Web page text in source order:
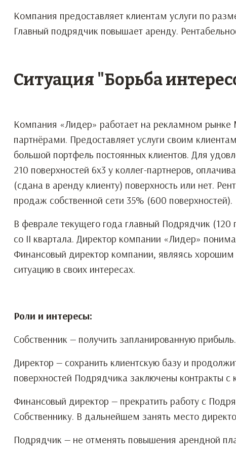
Компания предоставляет клиентам услуги по
Главный подрядчик повышает аренду.
Ситуация "Борьба
Компания «Лидер» работает на рекламном рынке
партнёрами. Предоставляет услуги своим
большой портфель постоянных клиентов. Для
210 поверхностей 6х3 у коллег-партнеров,
(сдана в аренду клиенту) поверхность или нет.
продаж собственной сети 35% (600 поверхностей).
В феврале текущего года главный Подрядчик
со II квартала. Директор компании «Лидер»
Финансовый директор компании, являясь
ситуацию в своих интересах.
Роли и интересы:
Собственник — получить запланированную прибыль.
Директор — сохранить клиентскую базу и
поверхностей Подрядчика заключены контракты с
Финансовый директор — прекратить работу с
Собственнику. В дальнейшем занять место
Подрядчик — не отменять повышения арендной